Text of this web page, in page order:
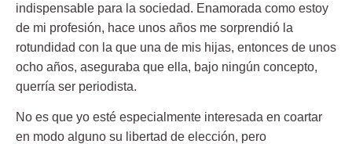
indispensable para la sociedad. Enamorada como estoy
de mi profesión, hace unos años me sorprendió la
rotundidad con la que una de mis hijas, entonces de unos
ocho años, aseguraba que ella, bajo ningún concepto,
querría ser periodista.
No es que yo esté especialmente interesada en coartar
en modo alguno su libertad de elección, pero